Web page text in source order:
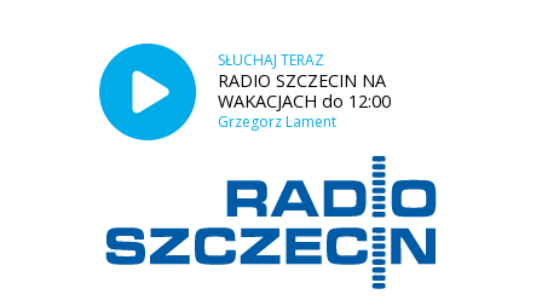
SŁUCHAJ TERAZ
RADIO SZCZECIN NA
WAKACJACH do 12:00
Grzegorz Lament